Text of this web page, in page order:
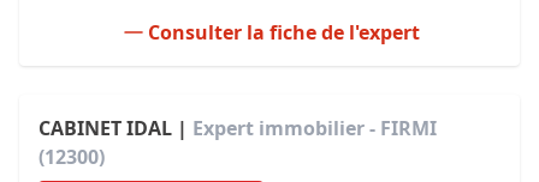
Consulter la fiche de l'expert
CABINET IDAL | Expert immobilier - FIRMI
(12300)